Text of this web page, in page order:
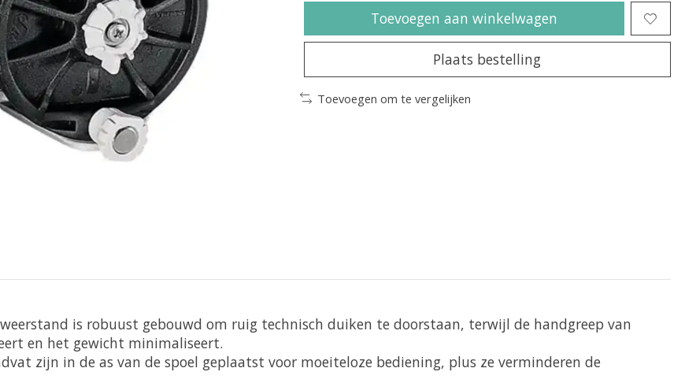
Toevoegen aan winkelwagen
Plaats bestelling
Toevoegen om te vergelijken
is robuust gebouwd om ruig technisch duiken te doorstaan, terwijl de handgreep van
en het gewicht minimaliseert.
zijn in de as van de spoel geplaatst voor moeiteloze bediening, plus ze verminderen de